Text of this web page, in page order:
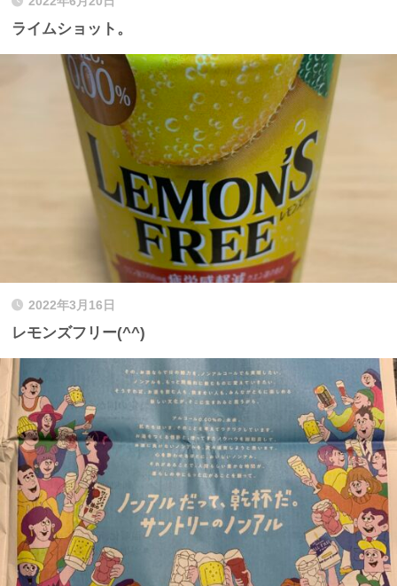
ライムショット。
2022年3月16日
レモンズフリー(^^)